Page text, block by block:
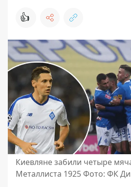
👍
Киевляне забили четыре
Металлиста 1925 Фото: ФК